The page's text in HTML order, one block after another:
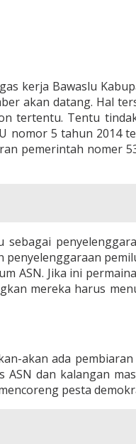
kerja Bawaslu
akan datang. Hal
tertentu. Tentu
nomor 5 tahun 2014
pemerintah nomer
ASN. Jika ini
mereka harus
akan ada
dan kalangan
pesta